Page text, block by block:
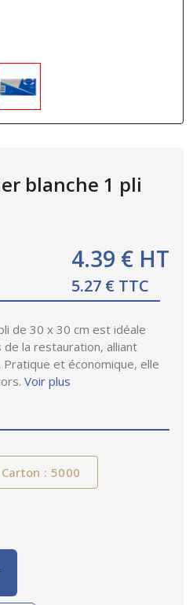
blanche 1 pli
4.39 € HT
5.27 € TTC
de 30 x 30 cm est idéale
la restauration, alliant
et économique, elle
Voir plus
Carton : 5000